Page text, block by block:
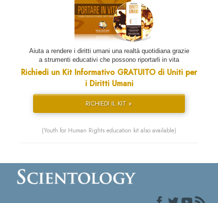
Aiuta a rendere i diritti umani una realtà quotidiana grazie
a strumenti educativi che possono riportarli in vita
Richiedi un Kit Informativo GRATUITO di Uniti per
i Diritti Umani
RICHIEDI IL KIT »
(Youth for Human Rights education kit also available)